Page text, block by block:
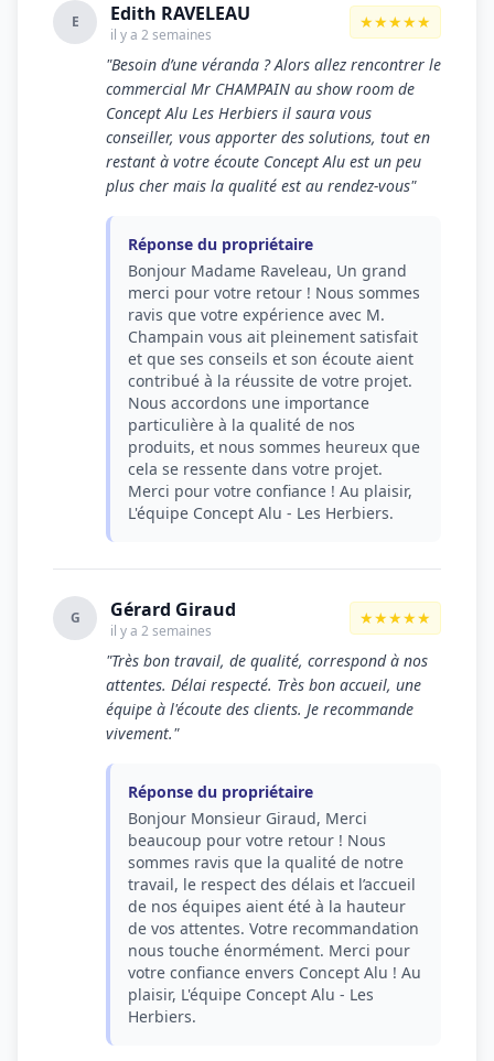
E Edith RAVELEAU
il y a 2 semaines
★★★★★
"Besoin d’une véranda ? Alors allez rencontrer le
commercial Mr CHAMPAIN au show room de
Concept Alu Les Herbiers il saura vous
conseiller, vous apporter des solutions, tout en
restant à votre écoute Concept Alu est un peu
plus cher mais la qualité est au rendez-vous"
Réponse du propriétaire
Bonjour Madame Raveleau, Un grand
merci pour votre retour ! Nous sommes
ravis que votre expérience avec M.
Champain vous ait pleinement satisfait
et que ses conseils et son écoute aient
contribué à la réussite de votre projet.
Nous accordons une importance
particulière à la qualité de nos
produits, et nous sommes heureux que
cela se ressente dans votre projet.
Merci pour votre confiance ! Au plaisir,
L'équipe Concept Alu - Les Herbiers.
G Gérard Giraud
il y a 2 semaines
★★★★★
"Très bon travail, de qualité, correspond à nos
attentes. Délai respecté. Très bon accueil, une
équipe à l'écoute des clients. Je recommande
vivement."
Réponse du propriétaire
Bonjour Monsieur Giraud, Merci
beaucoup pour votre retour ! Nous
sommes ravis que la qualité de notre
travail, le respect des délais et l’accueil
de nos équipes aient été à la hauteur
de vos attentes. Votre recommandation
nous touche énormément. Merci pour
votre confiance envers Concept Alu ! Au
plaisir, L'équipe Concept Alu - Les
Herbiers.